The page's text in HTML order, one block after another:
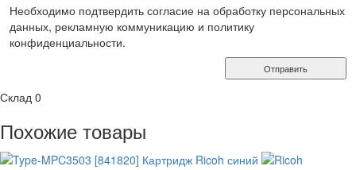
Необходимо подтвердить согласие на обработку персональных
данных, рекламную коммуникацию и политику
конфиденциальности.
Отправить
Склад 0
Похожие товары